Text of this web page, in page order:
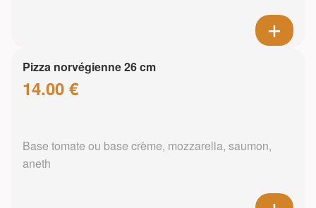
Pizza norvégienne 26 cm
14.00 €
Base tomate ou base crème, mozzarella, saumon,
aneth